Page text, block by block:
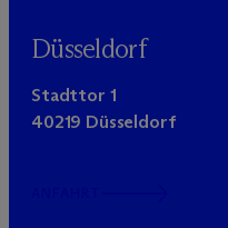
Düsseldorf
Stadttor 1
40219 Düsseldorf